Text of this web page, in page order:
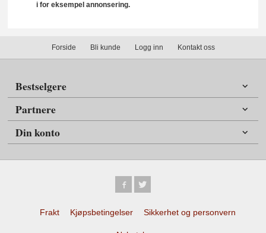
i for eksempel annonsering.
Forside Bli kunde Logg inn Kontakt oss
Bestselgere
Partnere
Din konto
Frakt Kjøpsbetingelser Sikkerhet og personvern